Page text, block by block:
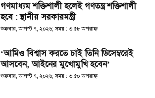
গণমাধ্যম শক্তিশালী হলেই গণতন্ত্র শক্তিশালী
হবে : স্থানীয় সরকারমন্ত্রী
শুক্রবার, আগস্ট ৭, ২০২৬; সময় : ৩:৫৮ অপরাহ্ণ
‘আমিও বিশ্বাস করতে চাই তিনি ডিসেম্বরেই
আসবেন, আইনের মুখোমুখি হবেন’
শুক্রবার, আগস্ট ৭, ২০২৬; সময় : ৩:৫০ অপরাহ্ণ